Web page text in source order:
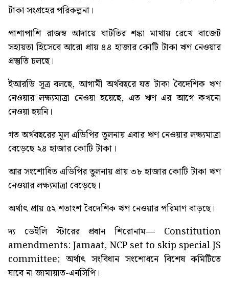
টাকা সংগ্রহের পরিকল্পনা।
পাশাপাশি রাজস্ব আদায়ে ঘাটতির শঙ্কা মাথায় রেখে বাজেট
সহায়তা হিসেবে আরো প্রায় ৪৪ হাজার কোটি টাকা ঋণ নেওয়ার
প্রস্তুতি চলছে।
ইআরডি সূত্র বলছে, আগামী অর্থবছরে যত টাকা বৈদেশিক ঋণ
নেওয়ার লক্ষ্যমাত্রা নেওয়া হয়েছে, এত ঋণ এর আগে কখনো
নেওয়া হয়নি।
গত অর্থবছরের মূল এডিপির তুলনায় এবার ঋণ নেওয়ার লক্ষ্যমাত্রা
বেড়েছে ২৪ হাজার কোটি টাকা।
আর সংশোধিত এডিপির তুলনায় প্রায় ৩৮ হাজার কোটি টাকা ঋণ
নেওয়ার লক্ষ্যমাত্রা বেড়েছে।
অর্থাৎ প্রায় ৫২ শতাংশ বৈদেশিক ঋণ নেওয়ার পরিমাণ বাড়ছে।
দ্য ডেইলি স্টারের প্রধান শিরোনাম— Constitution
amendments: Jamaat, NCP set to skip special JS
committee; অর্থাৎ সংবিধান সংশোধনে বিশেষ কমিটিতে
যাবে না জামায়াত-এনসিপি।